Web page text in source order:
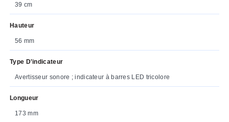
39 cm
Hauteur
56 mm
Type D'indicateur
Avertisseur sonore ; indicateur à barres LED tricolore
Longueur
173 mm